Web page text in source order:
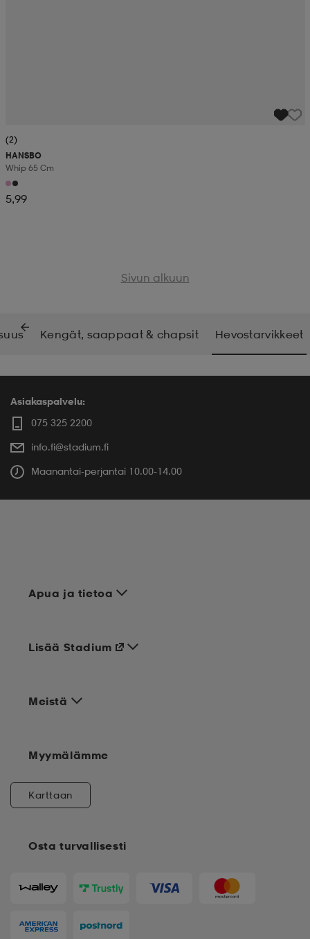
(2)
HANSBO
Whip 65 Cm
5,99
Sivun alkuun
Kengät, saappaat & chapsit Hevostarvikkeet
Asiakaspalvelu:
075 325 2200
info.fi@stadium.fi
Maanantai-perjantai 10.00-14.00
Apua ja tietoa
Meistä
Osta turvallisesti
Lisää Stadium
Myymälämme
Karttaan